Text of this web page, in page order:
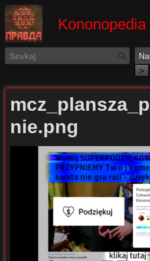
Kononopedia
>
nie.png